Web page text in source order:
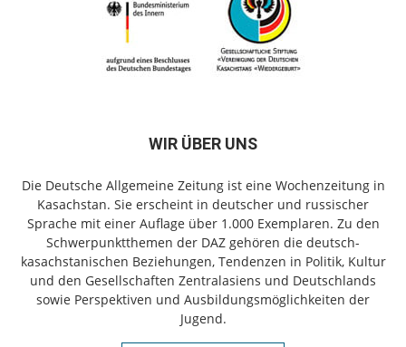
WIR ÜBER UNS
Die Deutsche Allgemeine Zeitung ist eine Wochenzeitung in
Kasachstan. Sie erscheint in deutscher und russischer
Sprache mit einer Auflage über 1.000 Exemplaren. Zu den
Schwerpunktthemen der DAZ gehören die deutsch-
kasachstanischen Beziehungen, Tendenzen in Politik, Kultur
und den Gesellschaften Zentralasiens und Deutschlands
sowie Perspektiven und Ausbildungsmöglichkeiten der
Jugend.